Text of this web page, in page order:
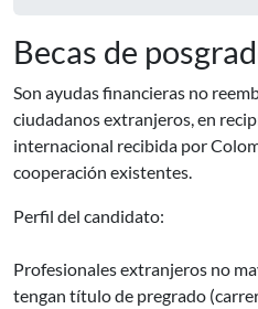
Becas de
Son ayudas financieras no
ciudadanos extranjeros, en
internacional recibida por
cooperación existentes.
Perfil del candidato:
Profesionales extranjeros no
tengan título de pregrado